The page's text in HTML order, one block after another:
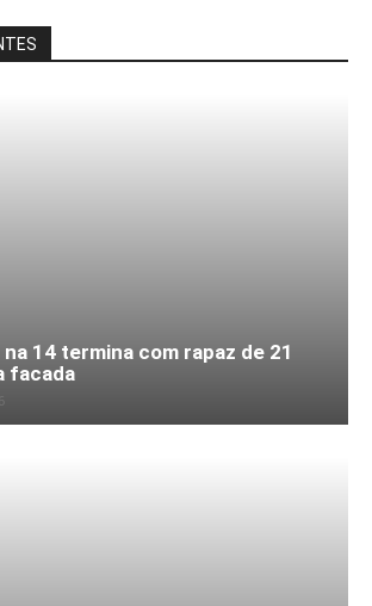
14 termina com rapaz de 21
facada